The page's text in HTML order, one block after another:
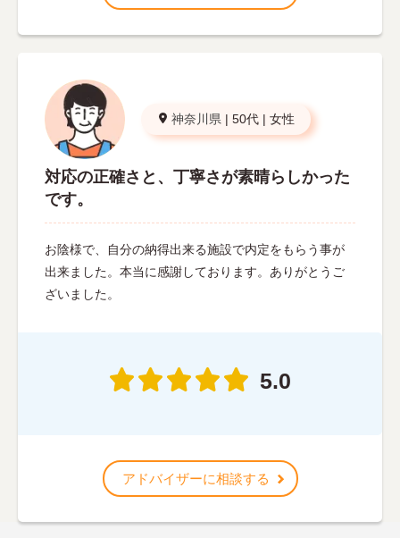
神奈川県 | 50代 | 女性
対応の正確さと、丁寧さが素晴らしかった
です。
お陰様で、自分の納得出来る施設で内定をもらう事が
出来ました。本当に感謝しております。ありがとうご
ざいました。
5.0
アドバイザーに相談する